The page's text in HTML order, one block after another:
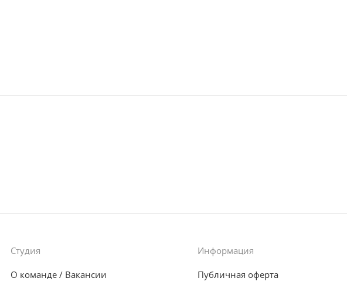
Студия
О команде / Вакансии
Информация
Публичная оферта